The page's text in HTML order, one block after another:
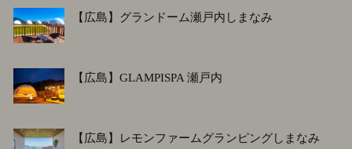
【広島】グランドーム瀬戸内しまなみ
【広島】GLAMPISPA 瀬戸内
【広島】レモンファームグランピングしまなみ